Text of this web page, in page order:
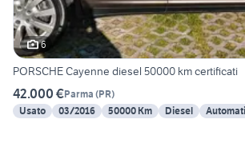
6
PORSCHE Cayenne diesel 50000 km certificati
42.000 €Parma (PR)
Usato
03/2016 50000 Km Diesel